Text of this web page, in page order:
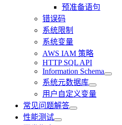
预准备语句
错误码
系统限制
系统变量
AWS IAM 策略
HTTP SQL API
Information Schema
系统元数据库
用户自定义变量
常见问题解答
性能测试